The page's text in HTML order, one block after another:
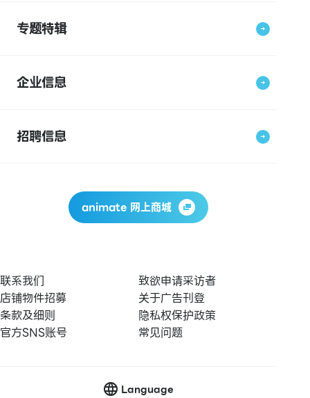
专题特辑
企业信息
招聘信息
animate 网上商城
联系我们
致欲申请采访者
店铺物件招募
关于广告刊登
条款及细则
隐私权保护政策
官方SNS账号
常见问题
Language